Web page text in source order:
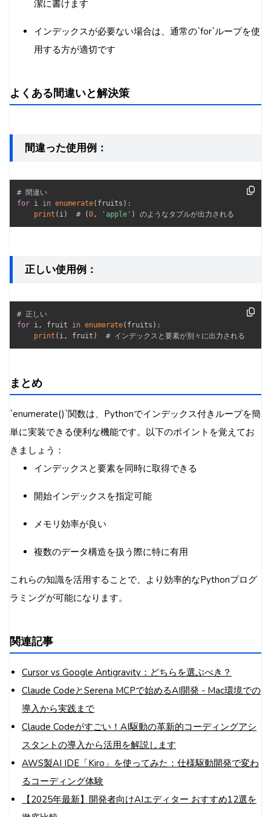
潔に書けます
インデックスが必要ない場合は、通常の`for`ループを使
用する方が適切です
よくある間違いと解決策
間違った使用例：
for i in enumerate( fruits ) :
print ( i)
  #
(0, 'apple' ) のようなタプルが出力される
正しい使用例：
for i, fruit in enumerate( fruits ) :
print ( i, fruit )
  # インデックスと要素が別々に出力される
まとめ
`enumerate()`関数は、Pythonでインデックス付きループを簡
単に実装できる便利な機能です。以下のポイントを覚えてお
きましょう：
インデックスと要素を同時に取得できる
開始インデックスを指定可能
メモリ効率が良い
複数のデータ構造を扱う際に特に有用
これらの知識を活用することで、より効率的なPythonプログ
ラミングが可能になります。
関連記事
Cursor vs Google Antigravity：どちらを選ぶべき？
Claude CodeとSerena MCPで始めるAI開発 - Mac環境での
導入から実践まで
Claude Codeがすごい！AI駆動の革新的コーディングアシ
スタントの導入から活用を解説します
AWS製AI IDE「Kiro」を使ってみた：仕様駆動開発で変わ
るコーディング体験
【2025年最新】開発者向けAIエディター おすすめ12選を